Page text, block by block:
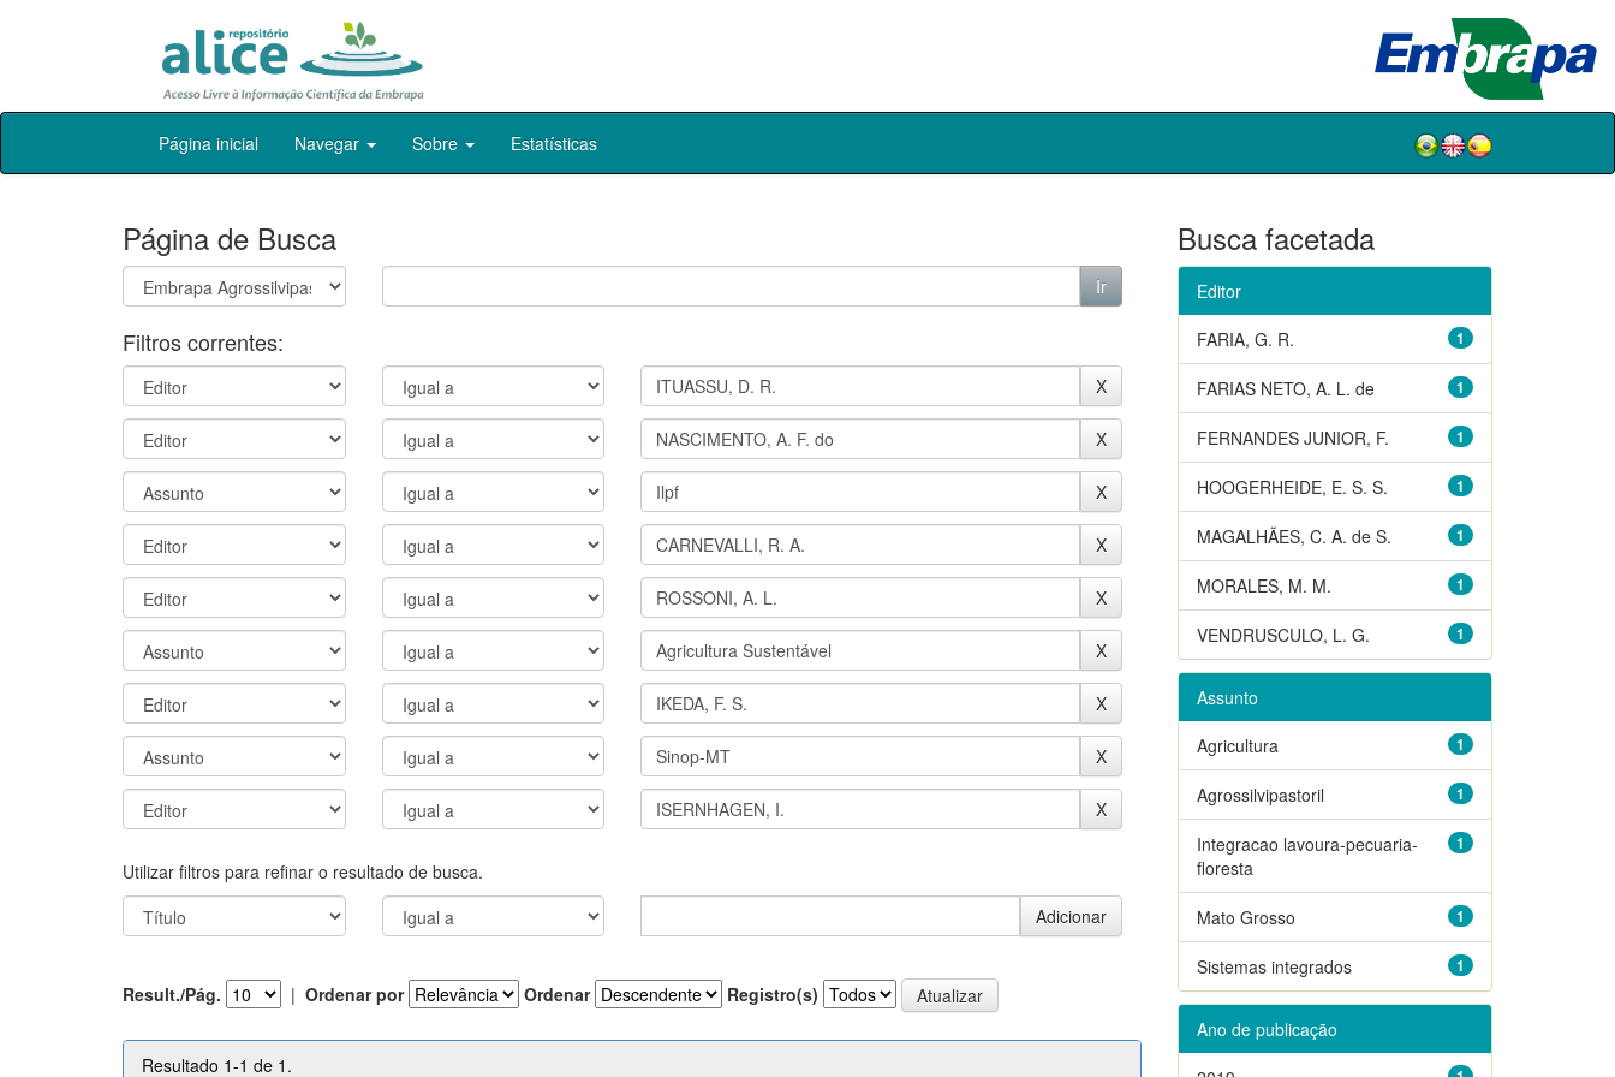
Skip
Página inicial Navegar Sobre Estatísticas
Página de Busca
Filtros correntes:
Utilizar filtros para refinar o resultado de busca.
Result./Pág. | Ordenar por Ordenar Registro(s)
Resultado 1-1 de 1.
Busca facetada
Editor
1
FARIA, G. R.
1
FARIAS NETO, A. L. de
1
FERNANDES JUNIOR, F.
1
HOOGERHEIDE, E. S. S.
1
MAGALHÃES, C. A. de S.
1
MORALES, M. M.
1
VENDRUSCULO, L. G.
Assunto
1
Agricultura
1
Agrossilvipastoril
1
Integracao lavoura-pecuaria-
floresta
1
Mato Grosso
1
Sistemas integrados
Ano de publicação